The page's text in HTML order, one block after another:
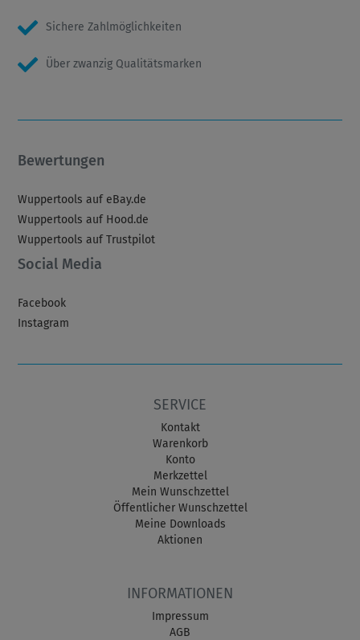
Sichere Zahlmöglichkeiten
Über zwanzig Qualitätsmarken
Bewertungen
Wuppertools auf eBay.de
Wuppertools auf Hood.de
Wuppertools auf Trustpilot
Social Media
Facebook
Instagram
SERVICE
Kontakt
Warenkorb
Konto
Merkzettel
Mein Wunschzettel
Öffentlicher Wunschzettel
Meine Downloads
Aktionen
INFORMATIONEN
Impressum
AGB